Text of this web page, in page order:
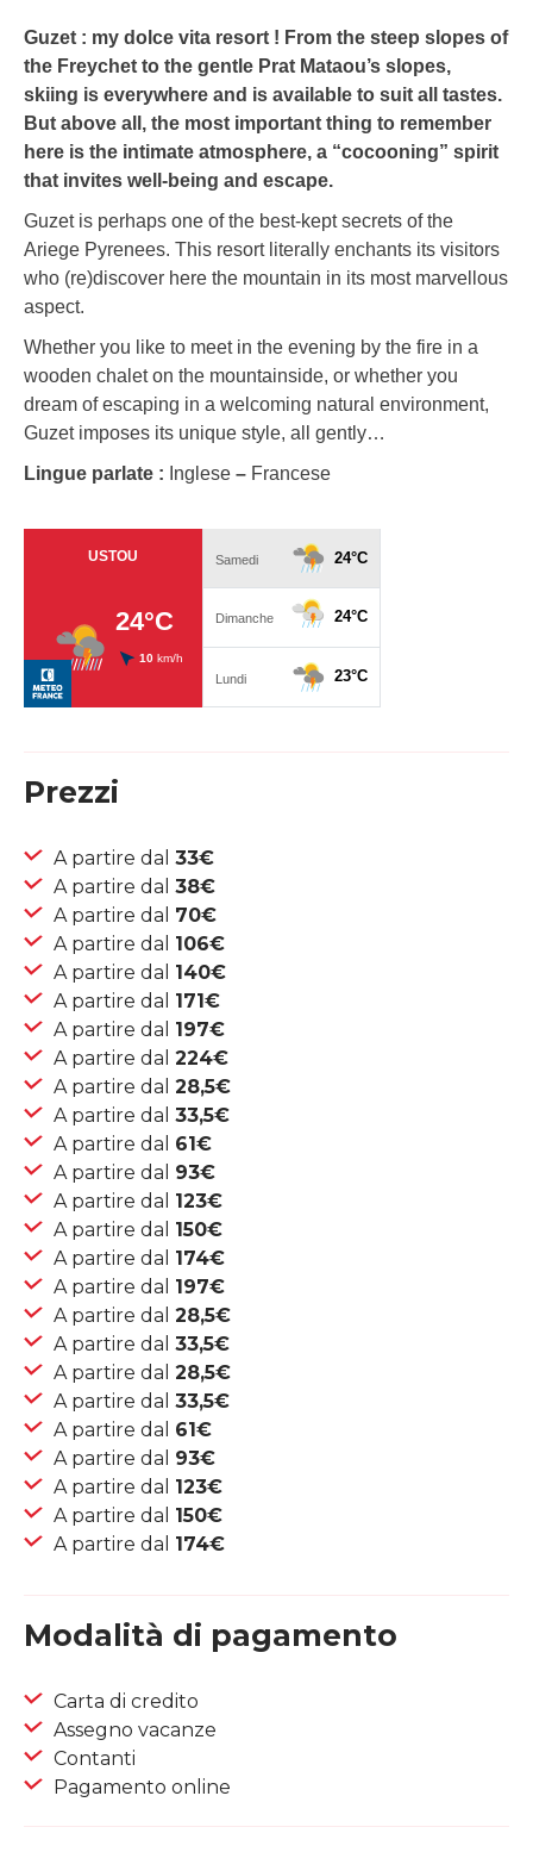
Guzet : my dolce vita resort ! From the steep slopes of
the Freychet to the gentle Prat Mataou’s slopes,
skiing is everywhere and is available to suit all tastes.
But above all, the most important thing to remember
here is the intimate atmosphere, a “cocooning” spirit
that invites well-being and escape.
Guzet is perhaps one of the best-kept secrets of the
Ariege Pyrenees. This resort literally enchants its visitors
who (re)discover here the mountain in its most marvellous
aspect.
Whether you like to meet in the evening by the fire in a
wooden chalet on the mountainside, or whether you
dream of escaping in a welcoming natural environment,
Guzet imposes its unique style, all gently…
Lingue parlate : Inglese – Francese
Prezzi
A partire dal 33€
A partire dal 38€
A partire dal 70€
A partire dal 106€
A partire dal 140€
A partire dal 171€
A partire dal 197€
A partire dal 224€
A partire dal 28,5€
A partire dal 33,5€
A partire dal 61€
A partire dal 93€
A partire dal 123€
A partire dal 150€
A partire dal 174€
A partire dal 197€
A partire dal 28,5€
A partire dal 33,5€
A partire dal 28,5€
A partire dal 33,5€
A partire dal 61€
A partire dal 93€
A partire dal 123€
A partire dal 150€
A partire dal 174€
Modalità di pagamento
Carta di credito
Assegno vacanze
Contanti
Pagamento online